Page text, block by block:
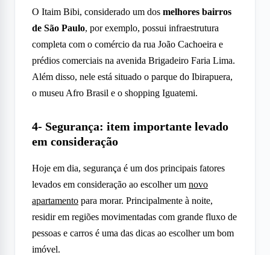
O Itaim Bibi, considerado um dos melhores bairros
de São Paulo, por exemplo, possui infraestrutura
completa com o comércio da rua João Cachoeira e
prédios comerciais na avenida Brigadeiro Faria Lima.
Além disso, nele está situado o parque do Ibirapuera,
o museu Afro Brasil e o shopping Iguatemi.
4- Segurança: item importante levado
em consideração
Hoje em dia, segurança é um dos principais fatores
levados em consideração ao escolher um novo
apartamento para morar. Principalmente à noite,
residir em regiões movimentadas com grande fluxo de
pessoas e carros é uma das dicas ao escolher um bom
imóvel.